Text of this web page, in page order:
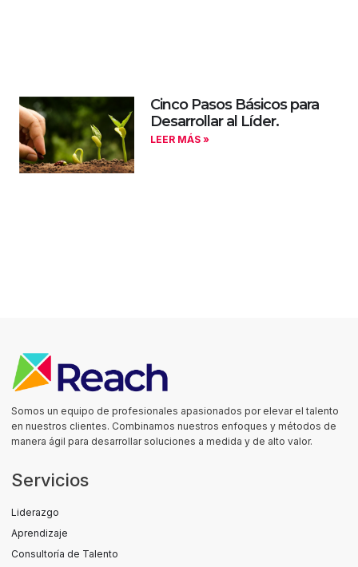
Cinco Pasos Básicos para
Desarrollar al Líder.
LEER MÁS »
Somos un equipo de profesionales apasionados por elevar el talento
en nuestros clientes. Combinamos nuestros enfoques y métodos de
manera ágil para desarrollar soluciones a medida y de alto valor.
Servicios
Liderazgo
Aprendizaje
Consultoría de Talento